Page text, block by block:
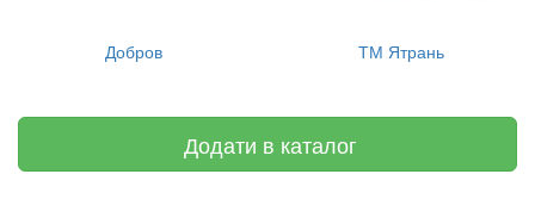
Добров ТМ Ятрань
Додати в каталог